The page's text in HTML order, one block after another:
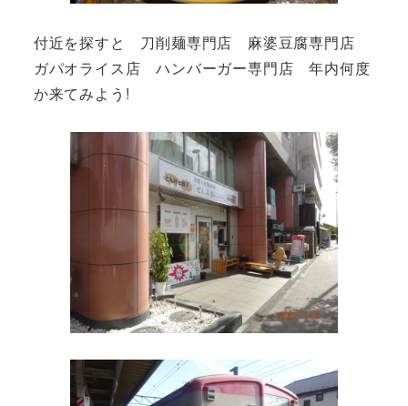
付近を探すと 刀削麺専門店 麻婆豆腐専門店
ガパオライス店 ハンバーガー専門店 年内何度
か来てみよう!